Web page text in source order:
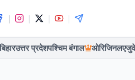
| | | |
बिहारउत्तर प्रदेशपश्चिम बंगाल ओरिजिनल